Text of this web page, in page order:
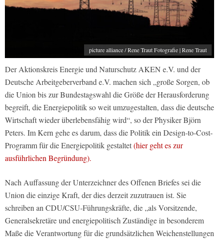
picture alliance / Rene Traut Fotografie | Rene Traut
Der Aktionskreis Energie und Naturschutz AKEN e.V. und der
Deutsche Arbeitgeberverband e.V. machen sich „große Sorgen, ob
die Union bis zur Bundestagswahl die Größe der Herausforderung
begreift, die Energiepolitik so weit umzugestalten, dass die deutsche
Wirtschaft wieder überlebensfähig wird“, so der Physiker Björn
Peters. Im Kern gehe es darum, dass die Politik ein Design-to-Cost-
Programm für die Energiepolitik gestaltet(hier geht es zur
ausführlichen Begründung).
Nach Auffassung der Unterzeichner des Offenen Briefes sei die
Union die einzige Kraft, der dies derzeit zuzutrauen ist. Sie
schreiben an CDU/CSU-Führungskräfte, die „als Vorsitzende,
Generalsekretäre und energiepolitisch Zuständige in besonderem
Maße die Verantwortung für die grundsätzlichen Weichenstellungen